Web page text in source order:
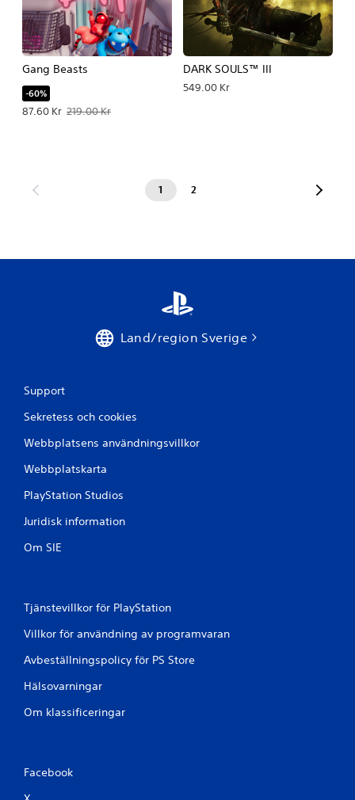
Gang Beasts
-60%
87.60 Kr
Erbjudande: 87.60 Kr Originalpris: 219.00 Kr.
219.00 Kr
DARK SOULS™ III
549.00 Kr
1 2
Land/region Sverige
Support
Sekretess och cookies
Webbplatsens användningsvillkor
Webbplatskarta
PlayStation Studios
Juridisk information
Om SIE
Tjänstevillkor för PlayStation
Villkor för användning av programvaran
Avbeställningspolicy för PS Store
Hälsovarningar
Om klassificeringar
Facebook